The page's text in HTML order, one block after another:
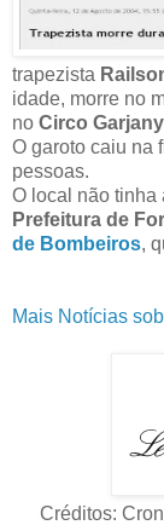
trapezista
idade, morre no
no Circo Garjany
O garoto caiu na
pessoas.
O local não tinha
Prefeitura de
de Bombeiros,
Mais Notícias
Créditos: